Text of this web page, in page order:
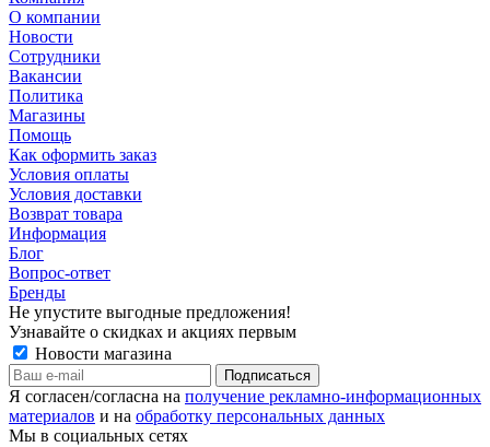
О компании
Новости
Сотрудники
Вакансии
Политика
Магазины
Помощь
Как оформить заказ
Условия оплаты
Условия доставки
Возврат товара
Информация
Блог
Вопрос-ответ
Бренды
Не упустите выгодные предложения!
Узнавайте о скидках и акциях первым
Новости магазина
Я согласен/согласна на получение рекламно-информационных
материалов и на обработку персональных данных
Мы в социальных сетях